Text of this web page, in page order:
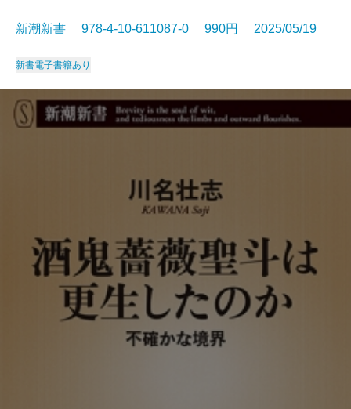
新潮新書 978-4-10-611087-0 990円 2025/05/19
新書電子書籍あり